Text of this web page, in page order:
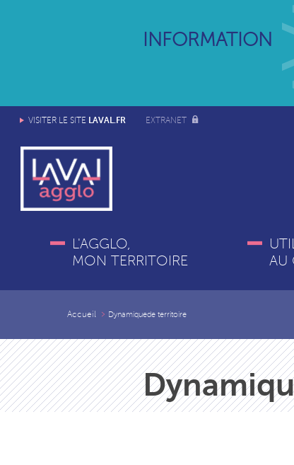
INFORMATION
VISITER LE SITE LAVAL.FR EXTRANET
L'AGGLO,
MON TERRITOIRE
AU
Accueil Dynamiquede territoire